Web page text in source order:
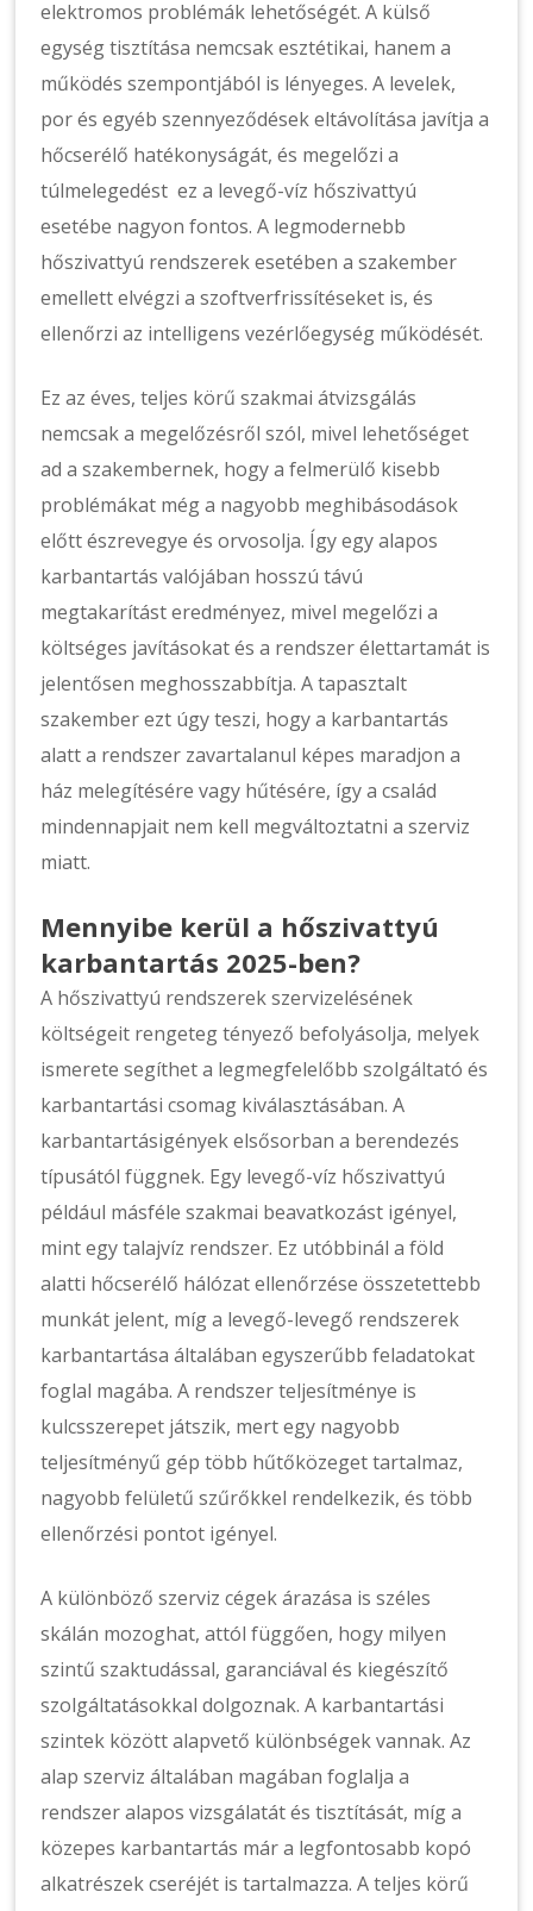
elektromos problémák lehetőségét. A külső
egység tisztítása nemcsak esztétikai, hanem a
működés szempontjából is lényeges. A levelek,
por és egyéb szennyeződések eltávolítása javítja a
hőcserélő hatékonyságát, és megelőzi a
túlmelegedést ez a levegő-víz hőszivattyú
esetébe nagyon fontos. A legmodernebb
hőszivattyú rendszerek esetében a szakember
emellett elvégzi a szoftverfrissítéseket is, és
ellenőrzi az intelligens vezérlőegység működését.
Ez az éves, teljes körű szakmai átvizsgálás
nemcsak a megelőzésről szól, mivel lehetőséget
ad a szakembernek, hogy a felmerülő kisebb
problémákat még a nagyobb meghibásodások
előtt észrevegye és orvosolja. Így egy alapos
karbantartás valójában hosszú távú
megtakarítást eredményez, mivel megelőzi a
költséges javításokat és a rendszer élettartamát is
jelentősen meghosszabbítja. A tapasztalt
szakember ezt úgy teszi, hogy a karbantartás
alatt a rendszer zavartalanul képes maradjon a
ház melegítésére vagy hűtésére, így a család
mindennapjait nem kell megváltoztatni a szerviz
miatt.
Mennyibe kerül a hőszivattyú
karbantartás 2025-ben?
A hőszivattyú rendszerek szervizelésének
költségeit rengeteg tényező befolyásolja, melyek
ismerete segíthet a legmegfelelőbb szolgáltató és
karbantartási csomag kiválasztásában. A
karbantartásigények elsősorban a berendezés
típusától függnek. Egy levegő-víz hőszivattyú
például másféle szakmai beavatkozást igényel,
mint egy talajvíz rendszer. Ez utóbbinál a föld
alatti hőcserélő hálózat ellenőrzése összetettebb
munkát jelent, míg a levegő-levegő rendszerek
karbantartása általában egyszerűbb feladatokat
foglal magába. A rendszer teljesítménye is
kulcsszerepet játszik, mert egy nagyobb
teljesítményű gép több hűtőközeget tartalmaz,
nagyobb felületű szűrőkkel rendelkezik, és több
ellenőrzési pontot igényel.
A különböző szerviz cégek árazása is széles
skálán mozoghat, attól függően, hogy milyen
szintű szaktudással, garanciával és kiegészítő
szolgáltatásokkal dolgoznak. A karbantartási
szintek között alapvető különbségek vannak. Az
alap szerviz általában magában foglalja a
rendszer alapos vizsgálatát és tisztítását, míg a
közepes karbantartás már a legfontosabb kopó
alkatrészek cseréjét is tartalmazza. A teljes körű